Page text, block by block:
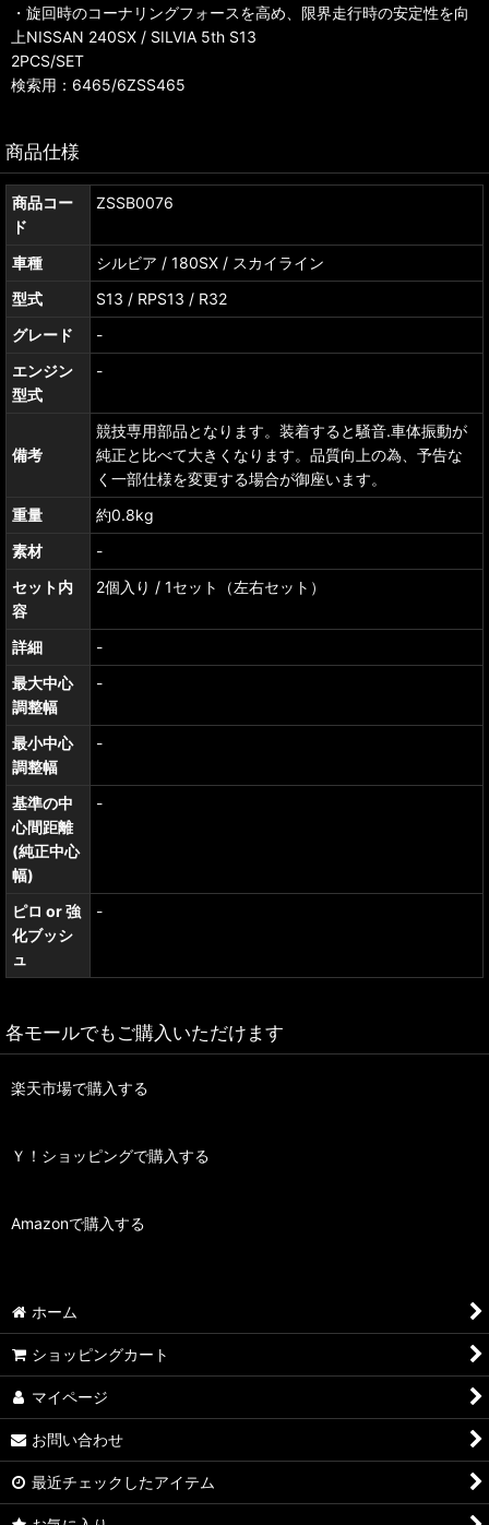
・旋回時のコーナリングフォースを高め、限界走行時の安定性を向
上NISSAN 240SX / SILVIA 5th S13
2PCS/SET
検索用：6465/6ZSS465
商品仕様
商品コー
ド
ZSSB0076
車種
シルビア / 180SX / スカイライン
型式
S13 / RPS13 / R32
グレード
-
エンジン
型式
-
備考
競技専用部品となります。装着すると騒音.車体振動が
純正と比べて大きくなります。品質向上の為、予告な
く一部仕様を変更する場合が御座います。
重量
約0.8kg
素材
-
セット内
容
2個入り / 1セット（左右セット）
詳細
-
最大中心
調整幅
-
最小中心
調整幅
-
基準の中
心間距離
(純正中心
幅)
-
ピロ or 強
化ブッシ
ュ
-
各モールでもご購入いただけます
楽天市場で購入する
Ｙ！ショッピングで購入する
Amazonで購入する
ホーム
ショッピングカート
マイページ
お問い合わせ
最近チェックしたアイテム